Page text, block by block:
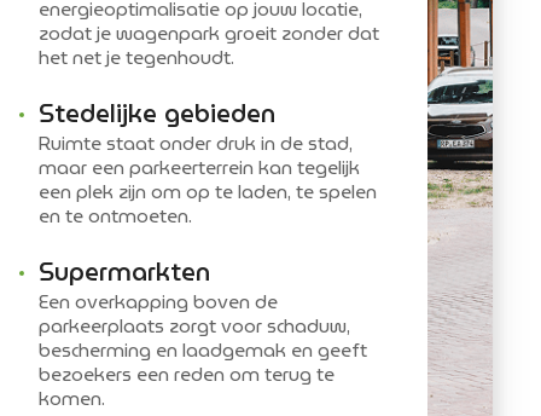
energieoptimalisatie op jouw locatie,
zodat je wagenpark groeit zonder dat
het net je tegenhoudt.
Stedelijke gebieden
Ruimte staat onder druk in de stad,
maar een parkeerterrein kan tegelijk
een plek zijn om op te laden, te spelen
en te ontmoeten.
Supermarkten
Een overkapping boven de
parkeerplaats zorgt voor schaduw,
bescherming en laadgemak en geeft
bezoekers een reden om terug te
komen.